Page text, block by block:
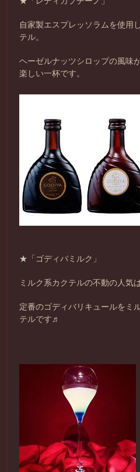
自家製エスプレッソラムを使用
テル。
ヘーゼルナッツシロップの風味
楽しい一杯です。
★「ゴディバミルク」
ミルク系カクテルの不動の人気
定番のゴディバリキュールをミ
テルです♬